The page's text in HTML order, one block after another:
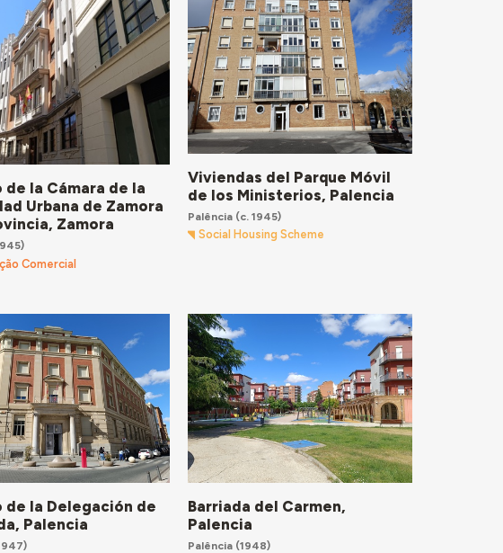
la Cámara de la
Urbana de Zamora
Zamora
Comercial
Viviendas del Parque Móvil
de los Ministerios, Palencia
Palência (c. 1945)
Social Housing Scheme
de la Delegación de
Palencia
Barriada del Carmen,
Palencia
Palência (1948)